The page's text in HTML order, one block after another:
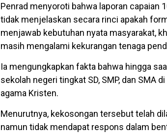
Penrad menyoroti bahwa laporan capaian
tidak menjelaskan secara rinci apakah
menjawab kebutuhan nyata masyarakat,
masih mengalami kekurangan tenaga
Ia mengungkapkan fakta bahwa hingga
sekolah negeri tingkat SD, SMP, dan SMA
agama Kristen.
Menurutnya, kekosongan tersebut telah
namun tidak mendapat respons dalam